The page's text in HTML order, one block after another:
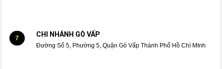
7 CHI NHÁNH GÒ VẤP
Đường Số 5, Phường 5, Quận Gò Vấp Thành Phố Hồ Chí MInh